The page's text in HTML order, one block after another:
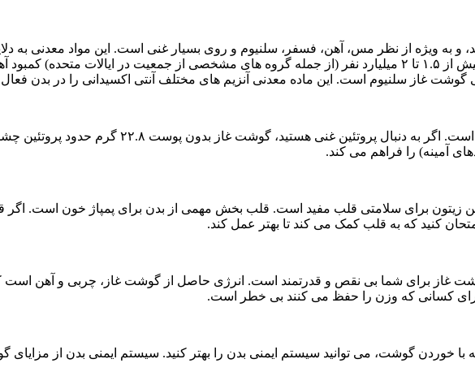
و به ویژه از نظر مس، آهن، فسفر، سلنیوم و روی بسیار غنی است. این مواد معدنی به
غاز سلنیوم است. این ماده معدنی آنزیم های مختلف آنتی اکسیدانی را در بدن
آمینه) را فراهم می کند.
برای سلامتی قلب مفید است. قلب بخش مهمی از بدن برای پمپاژ خون است. اگر
کنید که به قلب کمک می کند تا بهتر عمل کند.
برای شما بی نقص و قدرتمند است. انرژی حاصل از گوشت غاز، چربی و آهن است که
برای کسانی که وزن را حفظ می کنند بی خطر است.